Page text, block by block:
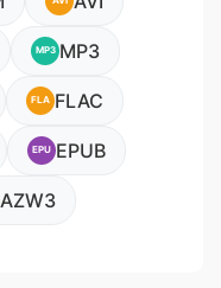
MP3 MP3
FLA FLAC
EPU EPUB
AZW3